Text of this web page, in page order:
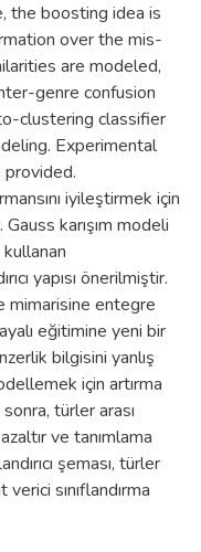
the boosting idea is
over the mis-
are modeled,
genre confusion
clustering classifier
Experimental
iyileştirmek için
Gauss karışım modeli
kullanan
yapısı önerilmiştir.
mimarisine entegre
eğitimine yeni bir
bilgisini yanlış
için artırma
türler arası
ve tanımlama
şeması, türler
sınıflandırma